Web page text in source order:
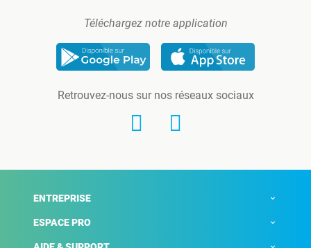
Téléchargez notre application
Retrouvez-nous sur nos réseaux sociaux
ENTREPRISE
ESPACE PRO